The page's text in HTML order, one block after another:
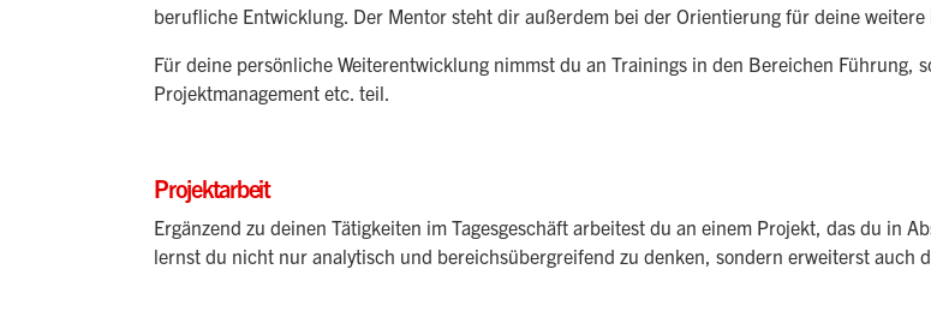
berufliche Entwicklung. Der Mentor steht dir außerdem bei der Orientierung für deine
Für deine persönliche Weiterentwicklung nimmst du an Trainings in den Bereichen Führung,
Projektmanagement etc. teil.
Projektarbeit
Ergänzend zu deinen Tätigkeiten im Tagesgeschäft arbeitest du an einem Projekt, das du in
lernst du nicht nur analytisch und bereichsübergreifend zu denken, sondern erweiterst auch